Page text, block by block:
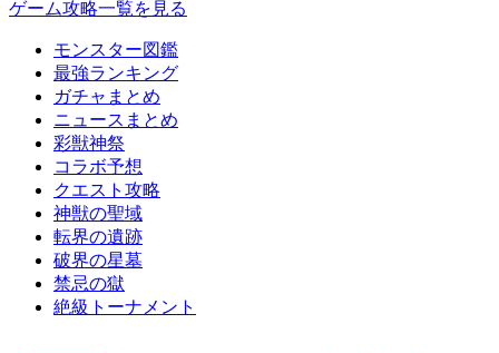
ゲーム攻略一覧を見る
モンスター図鑑
最強ランキング
ガチャまとめ
ニュースまとめ
彩獣神祭
コラボ予想
クエスト攻略
神獣の聖域
転界の遺跡
破界の星墓
禁忌の獄
絶級トーナメント